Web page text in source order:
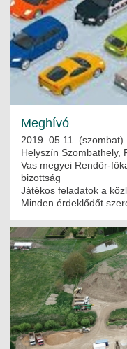
Meghívó
2019. 05.11.
Helyszín Szombathely,
Vas megyei Rendőr-
bizottság
Játékos feladatok a
Minden érdeklődőt